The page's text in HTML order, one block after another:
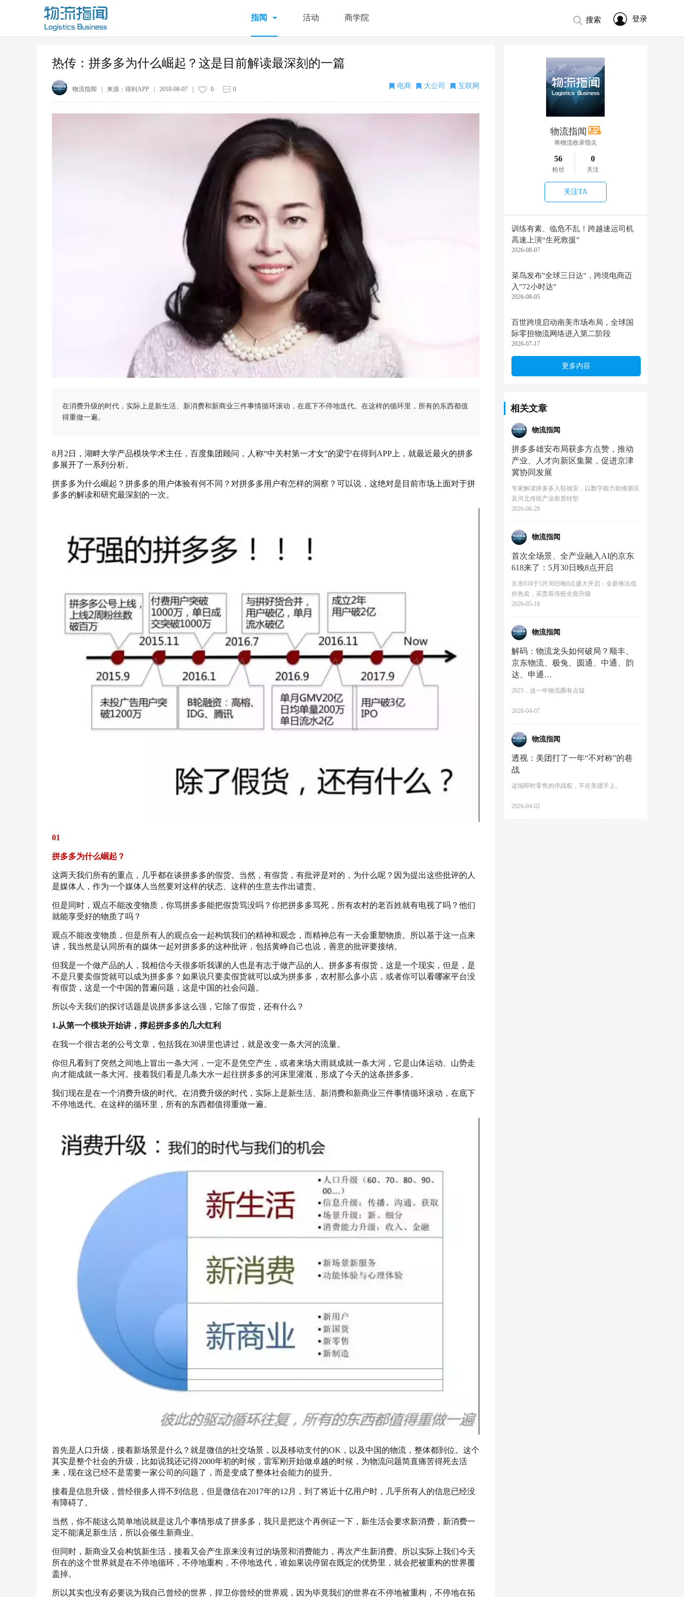
指闻 活动 商学院 登录
搜索
物流指闻
将物流收录指尖
56
粉丝
0
关注
关注TA
训练有素、临危不乱！跨越速运司机
高速上演“生死救援”
2026-08-07
菜鸟发布"全球三日达"，跨境电商迈
入"72小时达"
2026-08-05
百世跨境启动南美市场布局，全球国
际零担物流网络进入第二阶段
2026-07-17
更多内容
相关文章
物流指闻
拼多多雄安布局获多方点赞，推动
产业、人才向新区集聚，促进京津
冀协同发展
专家解读拼多多入驻雄安，以数字能力助推新区
及河北传统产业新质转型
2026-06-29
物流指闻
首次全场景、全产业融入AI的京东
618来了：5月30日晚8点开启
京东618于5月30日晚8点盛大开启：全新推出低
价热卖，买贵双倍赔全面升级
2026-05-18
物流指闻
解码：物流龙头如何破局？顺丰、
京东物流、极兔、圆通、中通、韵
达、申通…
2025，这一年物流圈有点猛
2026-04-07
物流指闻
透视：美团打了一年“不对称”的巷
战
这场即时零售的停战权，不在美团手上。
2026-04-02
热传：拼多多为什么崛起？这是目前解读最深刻的一篇
物流指闻 | 来源： 得到APP 2018-08-07 0 0 电商 大公司 互联网
在消费升级的时代，实际上是新生活、新消费和新商业三件事情循环滚动，在底下不停地迭代。在这样的循环里，所有的东西都值
得重做一遍。
8月2日，湖畔大学产品模块学术主任，百度集团顾问，人称“中关村第一才女”的梁宁在得到APP上，就最近最火的拼多
多展开了一系列分析。
拼多多为什么崛起？拼多多的用户体验有何不同？对拼多多用户有怎样的洞察？可以说，这绝对是目前市场上面对于拼
多多的解读和研究最深刻的一次。
01
拼多多为什么崛起？
这两天我们所有的重点，几乎都在谈拼多多的假货。当然，有假货，有批评是对的，为什么呢？因为提出这些批评的人
是媒体人，作为一个媒体人当然要对这样的状态、这样的生意去作出谴责。
但是同时，观点不能改变物质，你骂拼多多能把假货骂没吗？你把拼多多骂死，所有农村的老百姓就有电视了吗？他们
就能享受好的物质了吗？
观点不能改变物质，但是所有人的观点会一起构筑我们的精神和观念，而精神总有一天会重塑物质。所以基于这一点来
讲，我当然是认同所有的媒体一起对拼多多的这种批评，包括黄峥自己也说，善意的批评要接纳。
但我是一个做产品的人，我相信今天很多听我课的人也是有志于做产品的人。拼多多有假货，这是一个现实，但是，是
不是只要卖假货就可以成为拼多多？如果说只要卖假货就可以成为拼多多，农村那么多小店，或者你可以看哪家平台没
有假货，这是一个中国的普遍问题，这是中国的社会问题。
所以今天我们的探讨话题是说拼多多这么强，它除了假货，还有什么？
1.从第一个模块开始讲，撑起拼多多的几大红利
在我一个很古老的公号文章，包括我在30讲里也讲过，就是改变一条大河的流量。
你但凡看到了突然之间地上冒出一条大河，一定不是凭空产生，或者来场大雨就成就一条大河，它是山体运动、山势走
向才能成就一条大河。接着我们看是几条大水一起往拼多多的河床里灌溉，形成了今天的这条拼多多。
我们现在是在一个消费升级的时代。在消费升级的时代，实际上是新生活、新消费和新商业三件事情循环滚动，在底下
不停地迭代。在这样的循环里，所有的东西都值得重做一遍。
首先是人口升级，接着新场景是什么？就是微信的社交场景，以及移动支付的OK，以及中国的物流，整体都到位。这个
其实是整个社会的升级，比如说我还记得2000年初的时候，雷军刚开始做卓越的时候，为物流问题简直痛苦得死去活
来，现在这已经不是需要一家公司的问题了，而是变成了整体社会能力的提升。
接着是信息升级，曾经很多人得不到信息，但是微信在2017年的12月，到了将近十亿用户时，几乎所有人的信息已经没
有障碍了。
当然，你不能这么简单地说就是这几个事情形成了拼多多，我只是把这个再例证一下，新生活会要求新消费，新消费一
定不能满足新生活，所以会催生新商业。
但同时，新商业又会构筑新生活，接着又会产生原来没有过的场景和消费能力，再次产生新消费。所以实际上我们今天
所在的这个世界就是在不停地循环，不停地重构，不停地迭代，谁如果说停留在既定的优势里，就会把被重构的世界覆
盖掉。
所以其实也没有必要说为我自己曾经的世界，捍卫你曾经的世界观，因为毕竟我们的世界在不停地被重构，不停地在拓